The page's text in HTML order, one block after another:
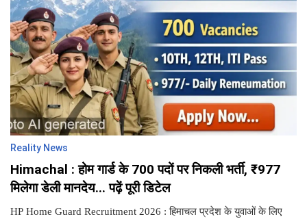
Reality News
Himachal : होम गार्ड के 700 पदों पर निकली भर्ती, ₹977
मिलेगा डेली मानदेय... पढ़ें पूरी डिटेल
HP Home Guard Recruitment 2026 : हिमाचल प्रदेश के युवाओं के लिए